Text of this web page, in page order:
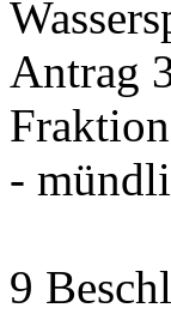
Antrag
-
9